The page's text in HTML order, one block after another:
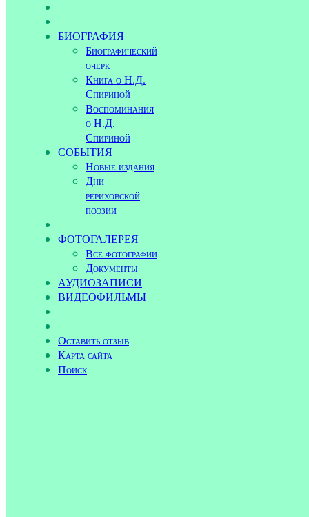
БИОГРАФИЯ
Биографический
очерк
Книга о Н.Д.
Спириной
Воспоминания
о Н.Д.
Спириной
СОБЫТИЯ
Новые издания
Дни
рериховской
поэзии
ФОТОГАЛЕРЕЯ
Все фотографии
Документы
АУДИОЗАПИСИ
ВИДЕОФИЛЬМЫ
Оставить отзыв
Карта сайта
Поиск